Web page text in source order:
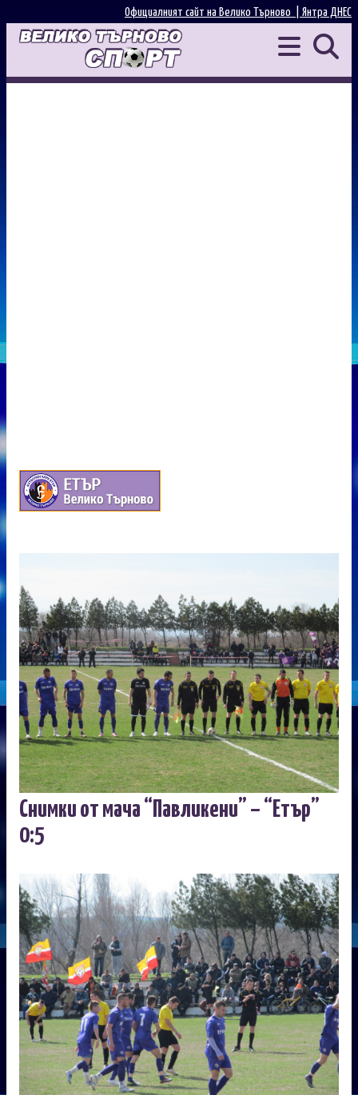
Янтра ДНЕС
Официалният сайт на Велико Търново |
Снимки от мача “Павликени” – “Етър”
0:5